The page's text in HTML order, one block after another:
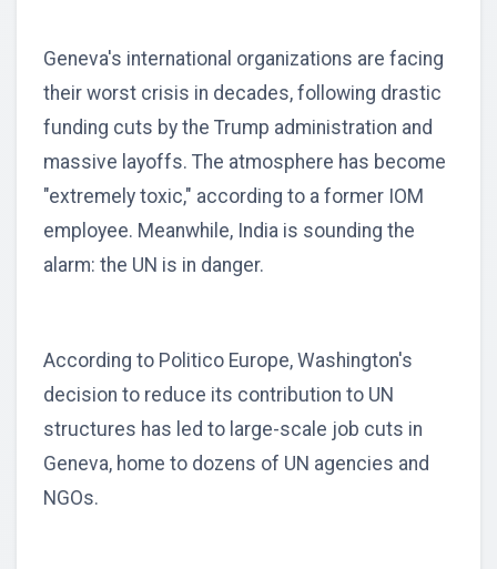
Geneva's international organizations are facing
their worst crisis in decades, following drastic
funding cuts by the Trump administration and
massive layoffs. The atmosphere has become
"extremely toxic," according to a former IOM
employee. Meanwhile, India is sounding the
alarm: the UN is in danger.
According to Politico Europe, Washington's
decision to reduce its contribution to UN
structures has led to large-scale job cuts in
Geneva, home to dozens of UN agencies and
NGOs.